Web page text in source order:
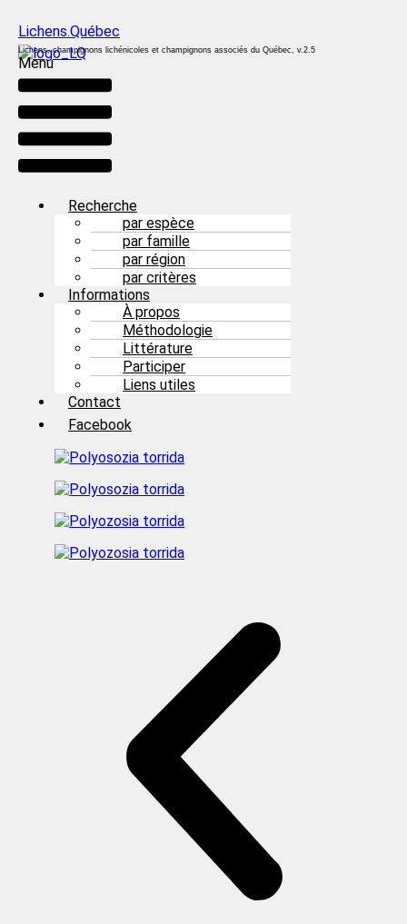
Lichens.Québec
Lichens, champignons lichénicoles et champignons associés du Québec, v.2.5
Menu
Recherche
par espèce
par famille
par région
par critères
Informations
À propos
Méthodologie
Littérature
Participer
Liens utiles
Contact
Facebook